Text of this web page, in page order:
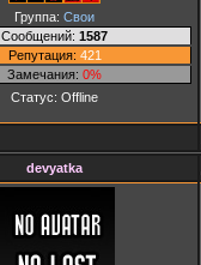
Группа: Свои
Сообщений: 1587
Репутация: 421
Замечания: 0%
Статус: Offline
devyatka